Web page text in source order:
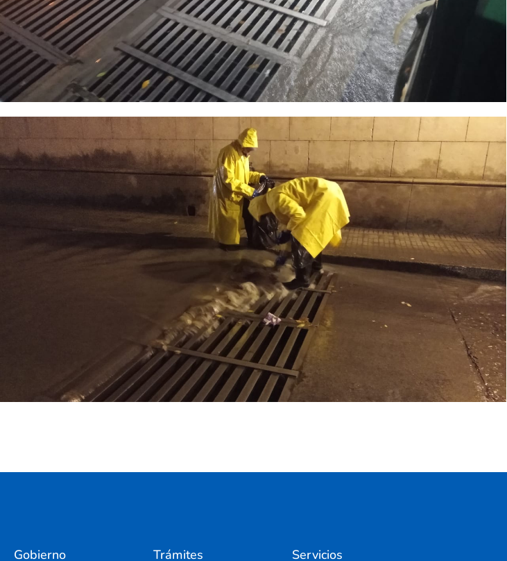
Gobierno Trámites Servicios